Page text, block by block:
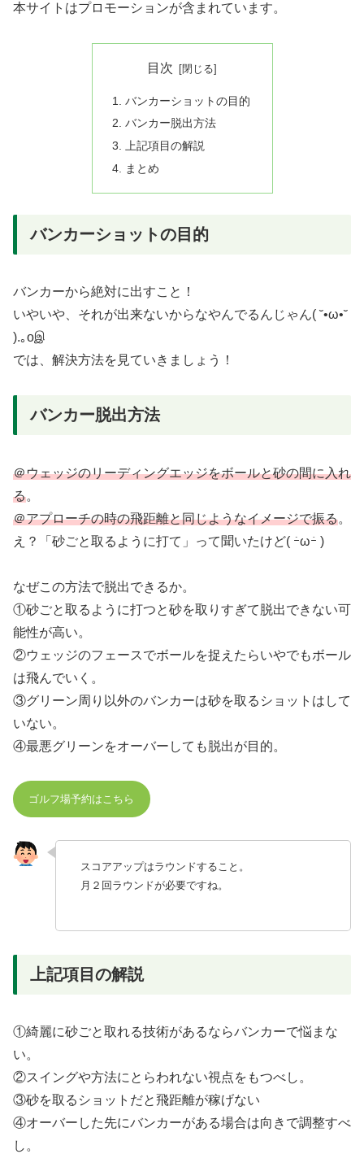
本サイトはプロモーションが含まれています。
目次
バンカーショットの目的
バンカー脱出方法
上記項目の解説
まとめ
バンカーショットの目的
バンカーから絶対に出すこと！
いやいや、それが出来ないからなやんでるんじゃん( ˘•ω•˘
).｡oஇ
では、解決方法を見ていきましょう！
バンカー脱出方法
＠ウェッジのリーディングエッジをボールと砂の間に入れ
る。
＠アプローチの時の飛距離と同じようなイメージで振る。
え？「砂ごと取るように打て」って聞いたけど( ｰ̀ωｰ́ )
なぜこの方法で脱出できるか。
①砂ごと取るように打つと砂を取りすぎて脱出できない可
能性が高い。
②ウェッジのフェースでボールを捉えたらいやでもボール
は飛んでいく。
③グリーン周り以外のバンカーは砂を取るショットはして
いない。
④最悪グリーンをオーバーしても脱出が目的。
ゴルフ場予約はこちら
スコアアップはラウンドすること。
月２回ラウンドが必要ですね。
上記項目の解説
①綺麗に砂ごと取れる技術があるならバンカーで悩まな
い。
②スイングや方法にとらわれない視点をもつべし。
③砂を取るショットだと飛距離が稼げない
④オーバーした先にバンカーがある場合は向きで調整すべ
し。